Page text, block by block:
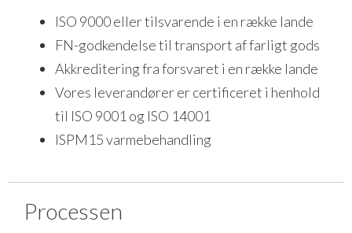
ISO 9000 eller tilsvarende i en række lande
FN-godkendelse til transport af farligt gods
Akkreditering fra forsvaret i en række lande
Vores leverandører er certificeret i henhold
til ISO 9001 og ISO 14001
ISPM15 varmebehandling
Processen